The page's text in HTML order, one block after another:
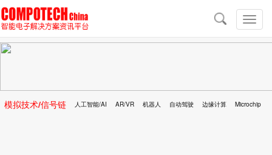
切
换
导
导
航
模拟技术/信号链 人工智能/AI AR/VR 机器人 自动驾驶 边缘计算 Microchip